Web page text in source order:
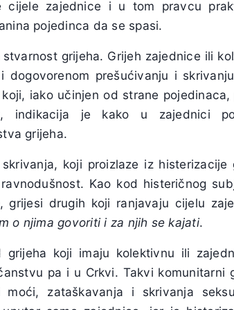
cijele zajednice i u tom pravcu
pojedinca da se spasi.
grijeha. Grijeh zajednice ili
prešućivanju i
iako učinjen od strane
indikacija je kako u zajednici
grijeha.
koji proizlaze iz
Kao kod histeričnog
grijesi drugih koji ranjavaju cijelu
o njima govoriti i za njih se kajati.
koji imaju kolektivnu ili
pa i u Crkvi. Takvi komunitarni
zataškavanja i skrivanja